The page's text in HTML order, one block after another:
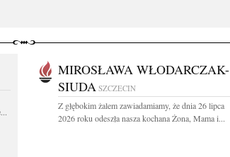
MIROSŁAWA WŁODARCZAK-
SIUDA SZCZECIN
Z głębokim żalem zawiadamiamy, że dnia 26 lipca
2026 roku odeszła nasza kochana Żona, Mama i...